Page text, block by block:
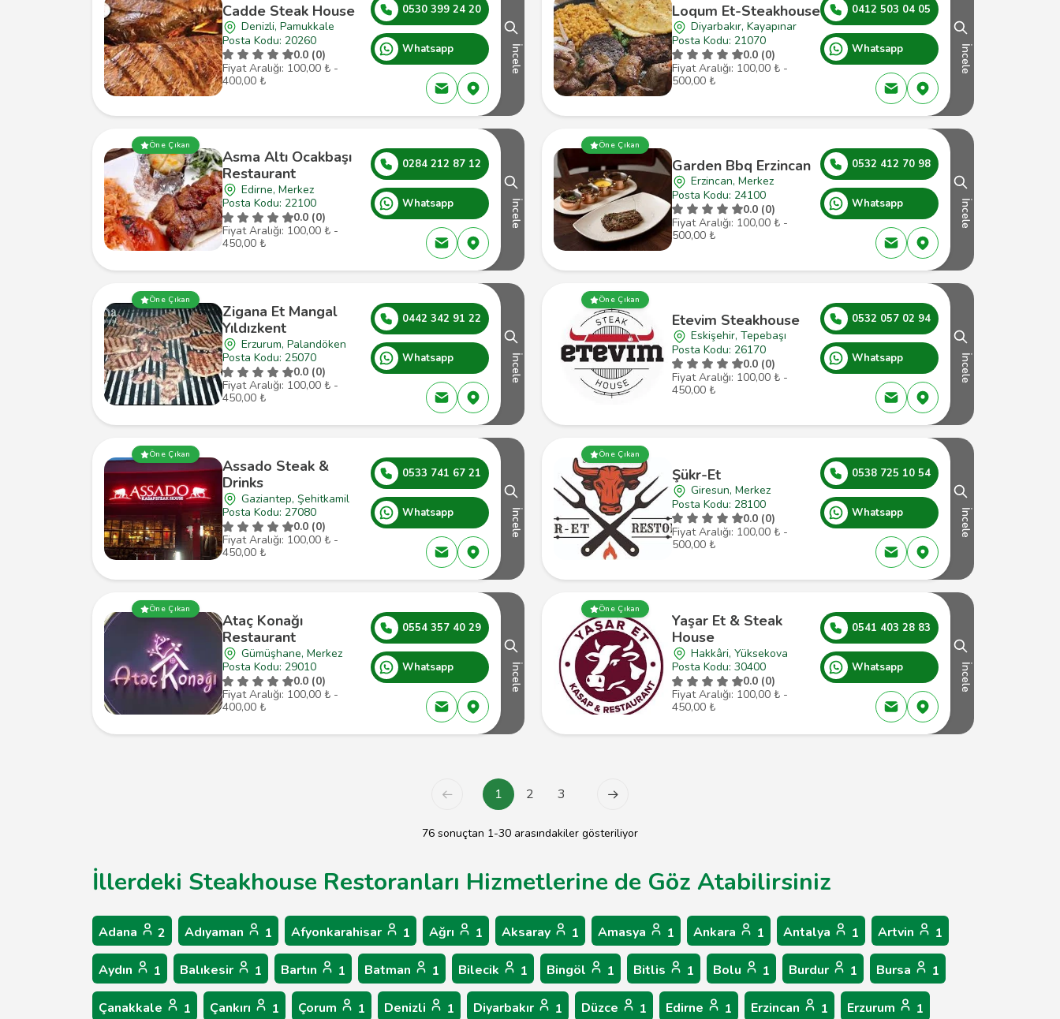
Cadde Steak House
Denizli, Pamukkale
Posta Kodu: 20260
0.0 (0)
Fiyat Aralığı: 100,00 ₺ -
400,00 ₺
0530 399 24 20
Whatsapp İncele
Loqum Et-Steakhouse
Diyarbakır, Kayapınar
Posta Kodu: 21070
0.0 (0)
Fiyat Aralığı: 100,00 ₺ -
500,00 ₺
0412 503 04 05
Whatsapp İncele
Öne Çıkan
Asma Altı Ocakbaşı
Restaurant
Edirne, Merkez
Posta Kodu: 22100
0.0 (0)
Fiyat Aralığı: 100,00 ₺ -
450,00 ₺
0284 212 87 12
Whatsapp İncele
Öne Çıkan
Garden Bbq Erzincan
Erzincan, Merkez
Posta Kodu: 24100
0.0 (0)
Fiyat Aralığı: 100,00 ₺ -
500,00 ₺
0532 412 70 98
Whatsapp İncele
Öne Çıkan
Zigana Et Mangal
Yıldızkent
Erzurum, Palandöken
Posta Kodu: 25070
0.0 (0)
Fiyat Aralığı: 100,00 ₺ -
450,00 ₺
0442 342 91 22
Whatsapp İncele
Öne Çıkan
Etevim Steakhouse
Eskişehir, Tepebaşı
Posta Kodu: 26170
0.0 (0)
Fiyat Aralığı: 100,00 ₺ -
450,00 ₺
0532 057 02 94
Whatsapp İncele
Öne Çıkan
Assado Steak &
Drinks
Gaziantep, Şehitkamil
Posta Kodu: 27080
0.0 (0)
Fiyat Aralığı: 100,00 ₺ -
450,00 ₺
0533 741 67 21
Whatsapp İncele
Öne Çıkan
Şükr-Et
Giresun, Merkez
Posta Kodu: 28100
0.0 (0)
Fiyat Aralığı: 100,00 ₺ -
500,00 ₺
0538 725 10 54
Whatsapp İncele
Öne Çıkan
Ataç Konağı
Restaurant
Gümüşhane, Merkez
Posta Kodu: 29010
0.0 (0)
Fiyat Aralığı: 100,00 ₺ -
400,00 ₺
0554 357 40 29
Whatsapp İncele
Öne Çıkan
Yaşar Et & Steak
House
Hakkâri, Yüksekova
Posta Kodu: 30400
0.0 (0)
Fiyat Aralığı: 100,00 ₺ -
450,00 ₺
0541 403 28 83
Whatsapp İncele
1 2 3
76 sonuçtan 1-30 arasındakiler gösteriliyor
İllerdeki Steakhouse Restoranları Hizmetlerine de Göz Atabilirsiniz
Adana 2 Adıyaman 1 Afyonkarahisar 1 Ağrı 1 Aksaray 1 Amasya 1 Ankara 1 Antalya 1 Artvin 1
Aydın 1 Balıkesir 1 Bartın 1 Batman 1 Bilecik 1 Bingöl 1 Bitlis 1 Bolu 1 Burdur 1 Bursa 1
Çanakkale 1 Çankırı 1 Çorum 1 Denizli 1 Diyarbakır 1 Düzce 1 Edirne 1 Erzincan 1 Erzurum 1